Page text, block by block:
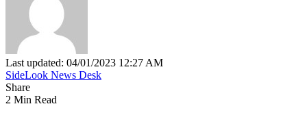
Last updated: 04/01/2023 12:27 AM
SideLook News Desk
Share
2 Min Read